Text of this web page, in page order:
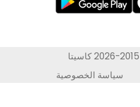
سياسة الخصوصية